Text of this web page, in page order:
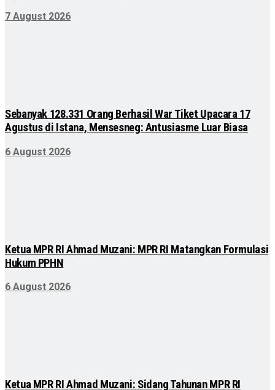
7 August 2026
Sebanyak 128.331 Orang Berhasil War Tiket Upacara 17
Agustus di Istana, Mensesneg: Antusiasme Luar Biasa
6 August 2026
Ketua MPR RI Ahmad Muzani: MPR RI Matangkan Formulasi
Hukum PPHN
6 August 2026
Ketua MPR RI Ahmad Muzani: Sidang Tahunan MPR RI